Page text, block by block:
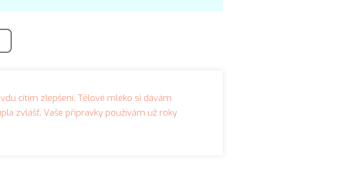
cítím zlepšení. Tělové mléko si dávám
zvlášť. Vaše přípravky používám už roky